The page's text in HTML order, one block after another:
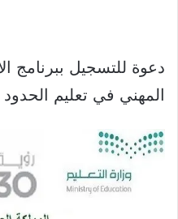
دعوة للتسجيل ببرنامج
المهني في تعليم الحدود